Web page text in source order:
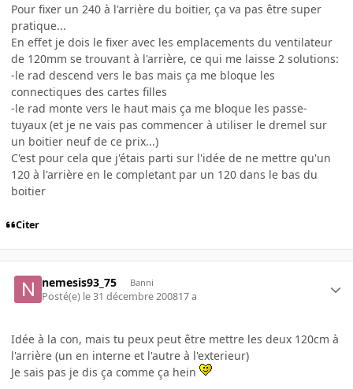
Pour fixer un 240 à l'arrière du boitier, ça va pas être super
pratique...
En effet je dois le fixer avec les emplacements du ventilateur
de 120mm se trouvant à l'arrière, ce qui me laisse 2 solutions:
-le rad descend vers le bas mais ça me bloque les
connectiques des cartes filles
-le rad monte vers le haut mais ça me bloque les passe-
tuyaux (et je ne vais pas commencer à utiliser le dremel sur
un boitier neuf de ce prix...)
C'est pour cela que j'étais parti sur l'idée de ne mettre qu'un
120 à l'arrière en le completant par un 120 dans le bas du
boitier
Citer
nemesis93_75 Banni
Posté(e) le 31 décembre 200817 a
Idée à la con, mais tu peux peut être mettre les deux 120cm à
l'arrière (un en interne et l'autre à l'exterieur)
Je sais pas je dis ça comme ça hein